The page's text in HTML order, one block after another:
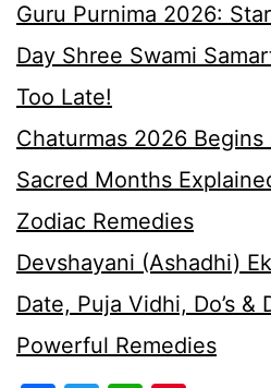
Guru Purnima 2026:
Day Shree Swami
Too Late!
Chaturmas 2026
Sacred Months
Zodiac Remedies
Devshayani (Ashadhi)
Date, Puja Vidhi, Do’s &
Powerful Remedies